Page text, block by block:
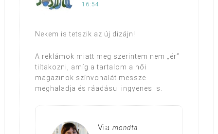
16:54
Nekem is tetszik az új dizájn!
A reklámok miatt meg szerintem nem „ér”
tiltakozni, amíg a tartalom a női
magazinok színvonalát messze
meghaladja és ráadásul ingyenes is.
Via mondta